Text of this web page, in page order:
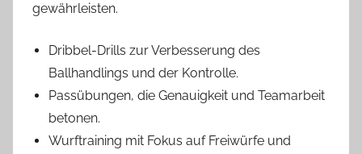
gewährleisten.
Dribbel-Drills zur Verbesserung des
Ballhandlings und der Kontrolle.
Passübungen, die Genauigkeit und Teamarbeit
betonen.
Wurftraining mit Fokus auf Freiwürfe und